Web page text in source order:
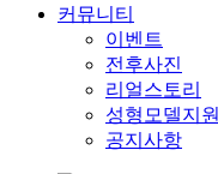
커뮤니티
이벤트
전후사진
리얼스토리
성형모델지원
공지사항